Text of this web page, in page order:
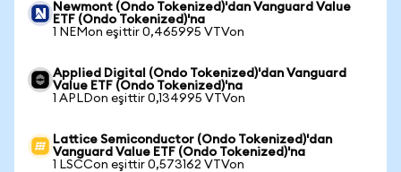
Newmont (Ondo Tokenized)'dan Vanguard Value
ETF (Ondo Tokenized)'na
1 NEMon eşittir 0,465995 VTVon
Applied Digital (Ondo Tokenized)'dan Vanguard
Value ETF (Ondo Tokenized)'na
1 APLDon eşittir 0,134995 VTVon
Lattice Semiconductor (Ondo Tokenized)'dan
Vanguard Value ETF (Ondo Tokenized)'na
1 LSCCon eşittir 0,573162 VTVon